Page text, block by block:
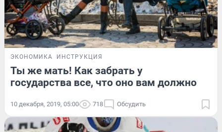
ЭКОНОМИКА ИНСТРУКЦИЯ
Ты же мать! Как забрать у
государства все, что оно вам должно
10 декабря, 2019, 05:00 718 Обсудить